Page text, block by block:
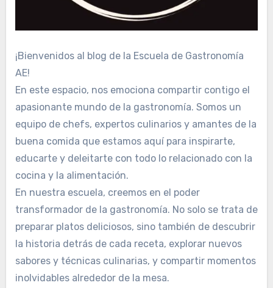
¡Bienvenidos al blog de la Escuela de Gastronomía
AE!
En este espacio, nos emociona compartir contigo el
apasionante mundo de la gastronomía. Somos un
equipo de chefs, expertos culinarios y amantes de la
buena comida que estamos aquí para inspirarte,
educarte y deleitarte con todo lo relacionado con la
cocina y la alimentación.
En nuestra escuela, creemos en el poder
transformador de la gastronomía. No solo se trata de
preparar platos deliciosos, sino también de descubrir
la historia detrás de cada receta, explorar nuevos
sabores y técnicas culinarias, y compartir momentos
inolvidables alrededor de la mesa.